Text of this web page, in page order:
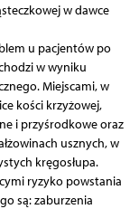
w dawce
u pacjentów po
w wyniku
Miejscami, w
kości krzyżowej,
i przyśrodkowe oraz
usznych, w
kręgosłupa.
ryzyko powstania
są: zaburzenia